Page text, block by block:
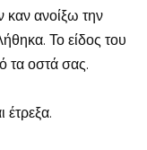
ανοίξω την
Το είδος του
τα οστά σας.
έτρεξα.